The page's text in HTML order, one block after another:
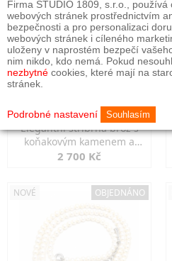
Elegantní stříbrná brož s
koňakovým kamenem a
markazity
2 700 Kč
NOVÉ OBJEDNÁNO
Firma STUDIO 1809, s.r.o., používá
webových stránek prostřednictvím
bezpečnosti a pro personalizaci
webových stránek i cíleného
uloženy v naprostém bezpečí
nim nikdo, kdo nemá. Pokud
nezbytné cookies, které mají na
stránek.
Podrobné nastavení Souhlasím